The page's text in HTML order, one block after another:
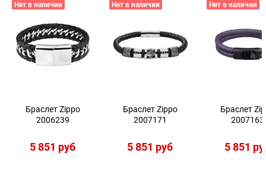
Нет в наличии
Браслет Zippo
2006239
5 851 руб
Нет в наличии
Браслет Zippo
2007171
5 851 руб
Нет в наличии
Браслет
2007163
5 851